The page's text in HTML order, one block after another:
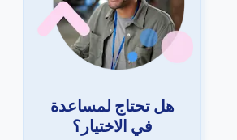
هل تحتاج لمساعدة
في الاختيار؟